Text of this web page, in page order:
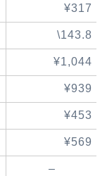
¥317
\143.8
¥1,044
¥939
¥453
¥569
–